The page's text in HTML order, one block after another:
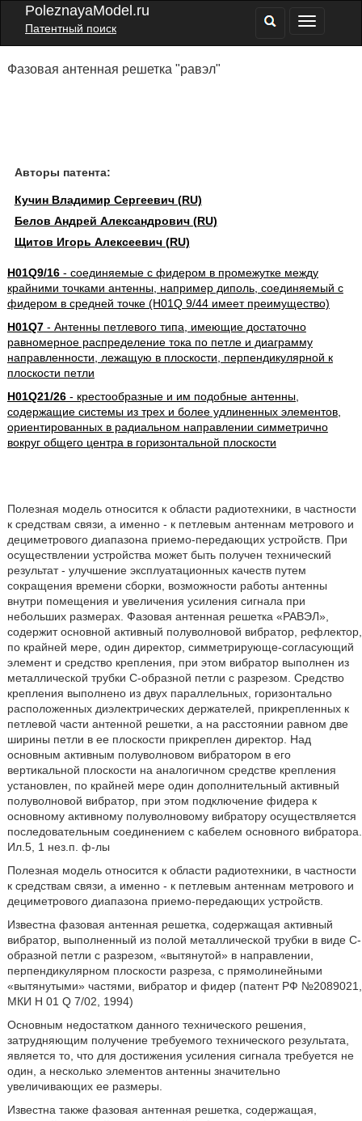
PoleznayaModel.ru
Патентный поиск
Фазовая антенная решетка "равэл"
Авторы патента:
Кучин Владимир Сергеевич (RU)
Белов Андрей Александрович (RU)
Щитов Игорь Алексеевич (RU)
H01Q9/16- соединяемые с фидером в промежутке между
крайними точками антенны, например диполь, соединяемый с
фидером в средней точке (H01Q 9/44 имеет преимущество)
H01Q7- Антенны петлевого типа, имеющие достаточно
равномерное распределение тока по петле и диаграмму
направленности, лежащую в плоскости, перпендикулярной к
плоскости петли
H01Q21/26- крестообразные и им подобные антенны,
содержащие системы из трех и более удлиненных элементов,
ориентированных в радиальном направлении симметрично
вокруг общего центра в горизонтальной плоскости
Полезная модель относится к области радиотехники, в частности
к средствам связи, а именно - к петлевым антеннам метрового и
дециметрового диапазона приемо-передающих устройств. При
осуществлении устройства может быть получен технический
результат - улучшение эксплуатационных качеств путем
сокращения времени сборки, возможности работы антенны
внутри помещения и увеличения усиления сигнала при
небольших размерах. Фазовая антенная решетка «РАВЭЛ»,
содержит основной активный полуволновой вибратор, рефлектор,
по крайней мере, один директор, симметрирующе-согласующий
элемент и средство крепления, при этом вибратор выполнен из
металлической трубки С-образной петли с разрезом. Средство
крепления выполнено из двух параллельных, горизонтально
расположенных диэлектрических держателей, прикрепленных к
петлевой части антенной решетки, а на расстоянии равном две
ширины петли в ее плоскости прикреплен директор. Над
основным активным полуволновом вибратором в его
вертикальной плоскости на аналогичном средстве крепления
установлен, по крайней мере один дополнительный активный
полуволновой вибратор, при этом подключение фидера к
основному активному полуволновому вибратору осуществляется
последовательным соединением с кабелем основного вибратора.
Ил.5, 1 нез.п. ф-лы
Полезная модель относится к области радиотехники, в частности
к средствам связи, а именно - к петлевым антеннам метрового и
дециметрового диапазона приемо-передающих устройств.
Известна фазовая антенная решетка, содержащая активный
вибратор, выполненный из полой металлической трубки в виде С-
образной петли с разрезом, «вытянутой» в направлении,
перпендикулярном плоскости разреза, с прямолинейными
«вытянутыми» частями, вибратор и фидер (патент РФ №2089021,
МКИ H 01 Q 7/02, 1994)
Основным недостатком данного технического решения,
затрудняющим получение требуемого технического результата,
является то, что для достижения усиления сигнала требуется не
один, а несколько элементов антенны значительно
увеличивающих ее размеры.
Известна также фазовая антенная решетка, содержащая,